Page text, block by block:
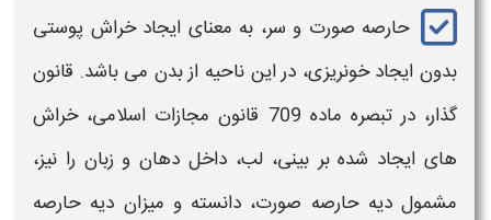
حارصه صورت و سر، به معنای ایجاد خراش پوستی
بدون ایجاد خونریزی، در این ناحیه از بدن می باشد. قانون
گذار، در تبصره ماده 709 قانون مجازات اسلامی، خراش
های ایجاد شده بر بینی، لب، داخل دهان و زبان را نیز،
مشمولدیه حارصه صورت، دانسته و میزان دیه حارصه